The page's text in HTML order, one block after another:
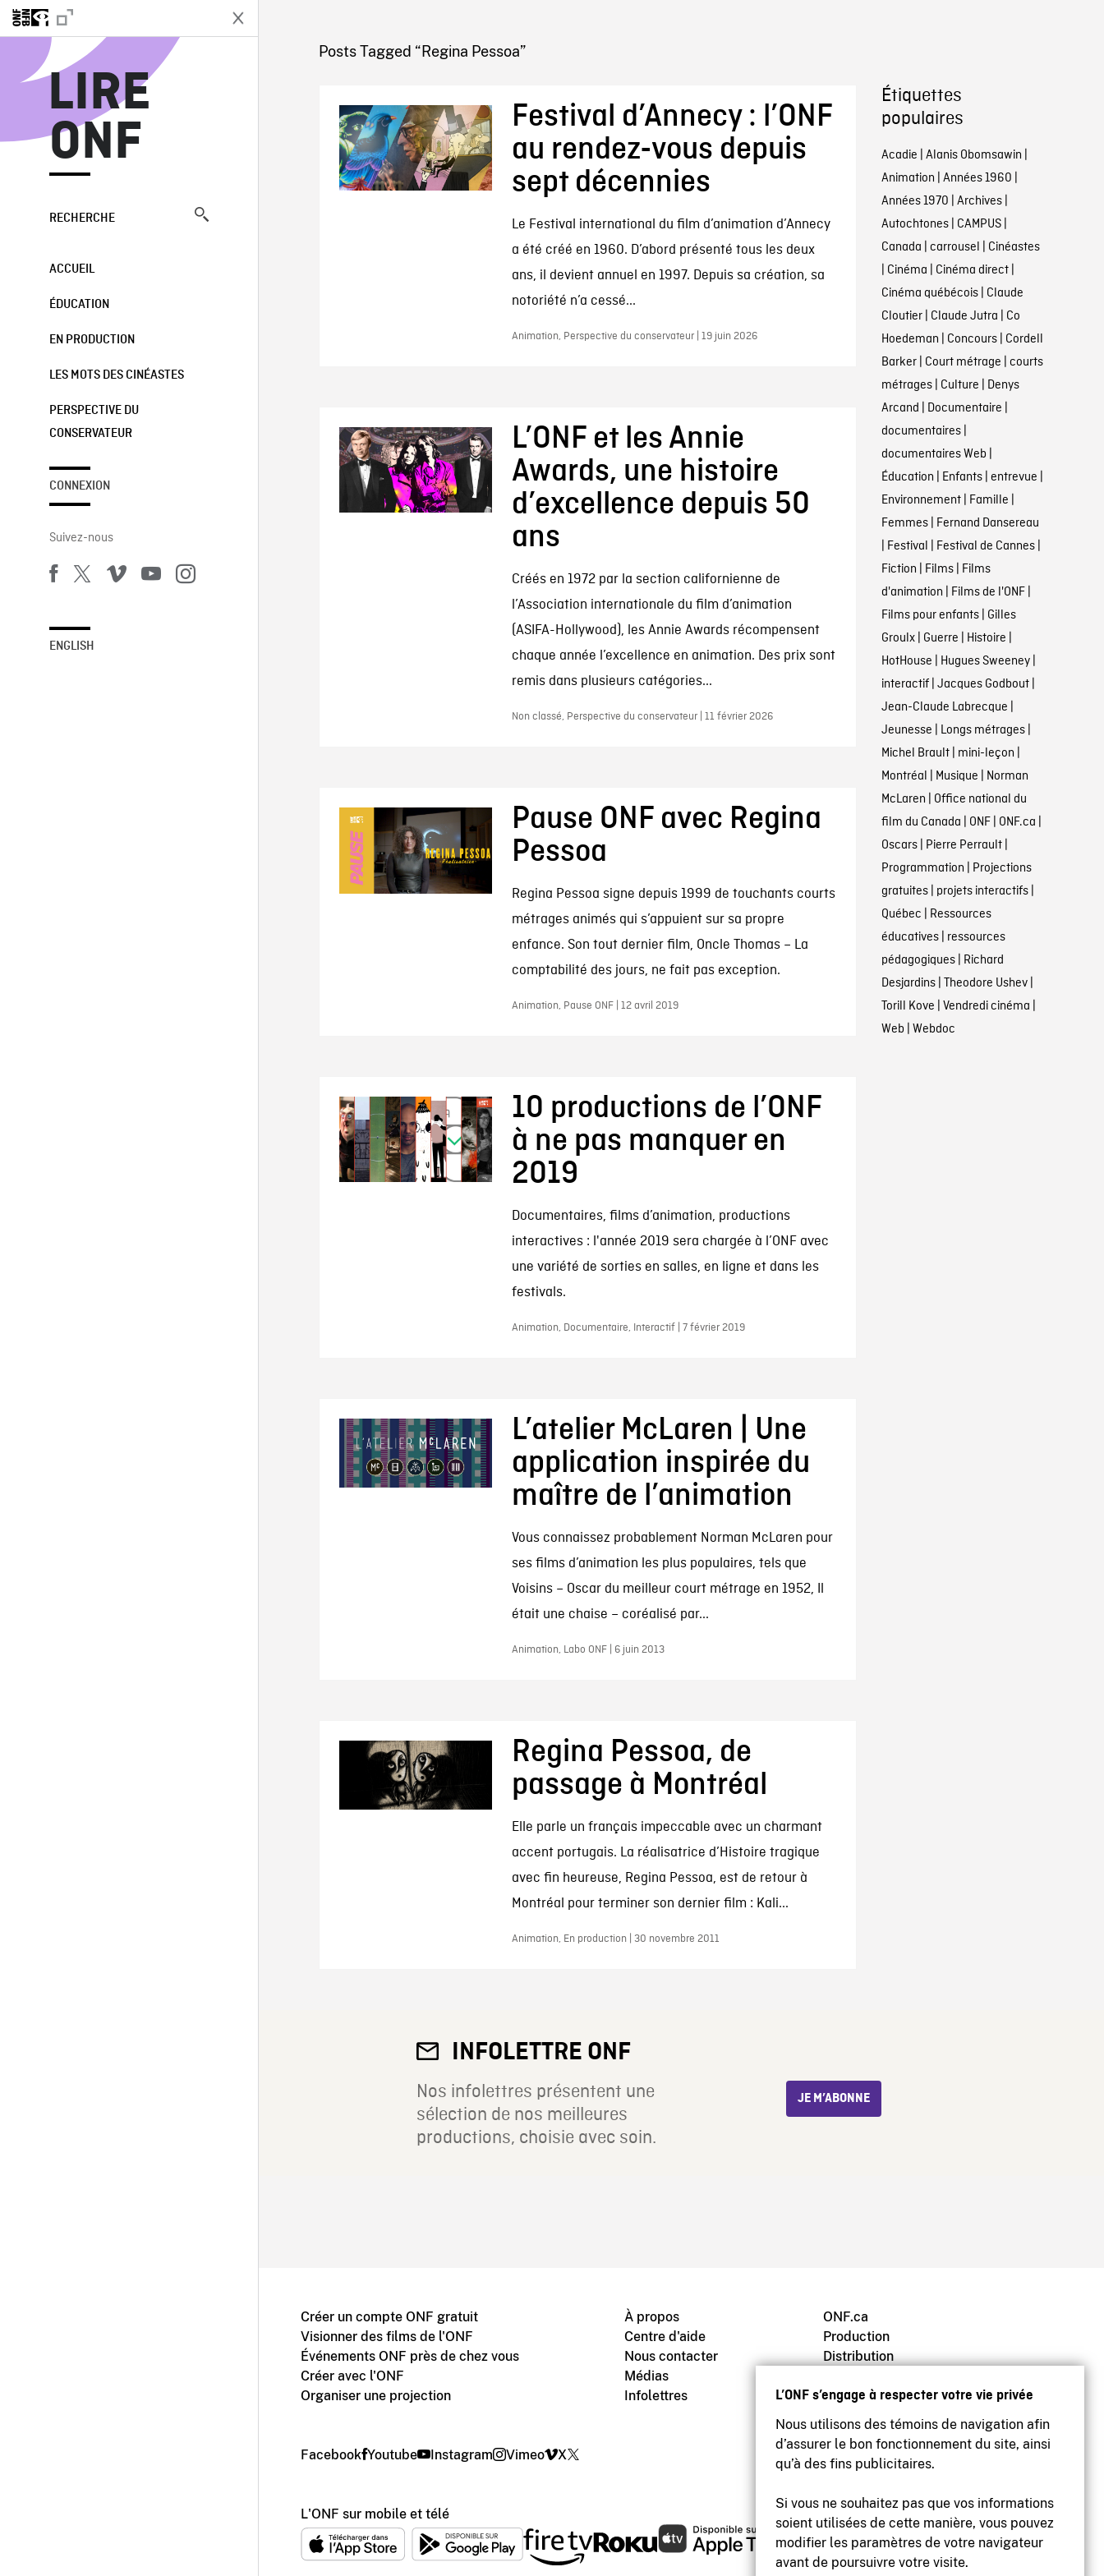
L’ONF s’engage à respecter votre vie privée
Nous utilisons des témoins de navigation afin
d’assurer le bon fonctionnement du site, ainsi
qu’à des fins publicitaires.
Si vous ne souhaitez pas que vos informations
soient utilisées de cette manière, vous pouvez
modifier les paramètres de votre navigateur
avant de poursuivre votre visite.
LIRE
ONF
RECHERCHE
ACCUEIL
ÉDUCATION
EN PRODUCTION
LES MOTS DES CINÉASTES
PERSPECTIVE DU
CONSERVATEUR
CONNEXION
Suivez-nous
ENGLISH
LIRE ONF
Posts Tagged “Regina Pessoa”
Festival d’Annecy : l’ONF
au rendez-vous depuis
sept décennies
Le Festival international du film d’animation d’Annecy
a été créé en 1960. D’abord présenté tous les deux
ans, il devient annuel en 1997. Depuis sa création, sa
notoriété n’a cessé...
Animation, Perspective du conservateur | 19 juin 2026
L’ONF et les Annie
Awards, une histoire
d’excellence depuis 50
ans
Créés en 1972 par la section californienne de
l’Association internationale du film d’animation
(ASIFA-Hollywood), les Annie Awards récompensent
chaque année l’excellence en animation. Des prix sont
remis dans plusieurs catégories...
Non classé, Perspective du conservateur | 11 février 2026
Pause ONF avec Regina
Pessoa
Regina Pessoa signe depuis 1999 de touchants courts
métrages animés qui s’appuient sur sa propre
enfance. Son tout dernier film, Oncle Thomas – La
comptabilité des jours, ne fait pas exception.
Animation, Pause ONF | 12 avril 2019
10 productions de l’ONF
à ne pas manquer en
2019
Documentaires, films d’animation, productions
interactives : l'année 2019 sera chargée à l’ONF avec
une variété de sorties en salles, en ligne et dans les
festivals.
Animation, Documentaire, Interactif | 7 février 2019
L’atelier McLaren | Une
application inspirée du
maître de l’animation
Vous connaissez probablement Norman McLaren pour
ses films d’animation les plus populaires, tels que
Voisins – Oscar du meilleur court métrage en 1952, Il
était une chaise – coréalisé par...
Animation, Labo ONF | 6 juin 2013
Regina Pessoa, de
passage à Montréal
Elle parle un français impeccable avec un charmant
accent portugais. La réalisatrice d’Histoire tragique
avec fin heureuse, Regina Pessoa, est de retour à
Montréal pour terminer son dernier film : Kali...
Animation, En production | 30 novembre 2011
Étiquettes
populaires
Acadie | Alanis Obomsawin |
Animation | Années 1960 |
Années 1970 | Archives|
Autochtones| CAMPUS|
Canada | carrousel | Cinéastes
| Cinéma | Cinéma direct|
Cinéma québécois| Claude
Cloutier| Claude Jutra | Co
Hoedeman | Concours| Cordell
Barker| Court métrage | courts
métrages| Culture | Denys
Arcand | Documentaire |
documentaires|
documentaires Web |
Éducation | Enfants| entrevue |
Environnement| Famille |
Femmes| Fernand Dansereau
| Festival | Festival de Cannes|
Fiction | Films| Films
d'animation | Films de l'ONF|
Films pour enfants| Gilles
Groulx| Guerre | Histoire |
HotHouse | Hugues Sweeney|
interactif| Jacques Godbout|
Jean-Claude Labrecque |
Jeunesse | Longs métrages|
Michel Brault| mini-leçon |
Montréal | Musique | Norman
McLaren | Office national du
film du Canada | ONF| ONF.ca |
Oscars| Pierre Perrault|
Programmation | Projections
gratuites| projets interactifs|
Québec | Ressources
éducatives| ressources
pédagogiques| Richard
Desjardins| Theodore Ushev|
Torill Kove | Vendredi cinéma |
Web | Webdoc
INFOLETTRE ONF
Nos infolettres présentent une
sélection de nos meilleures
productions, choisie avec soin.
JE M’ABONNE
Créer un compte ONF gratuit
Visionner des films de l'ONF
Événements ONF près de chez vous
Créer avec l'ONF
Organiser une projection
À propos
Centre d'aide
Nous contacter
Médias
Infolettres
ONF.ca
Production
Distribution
Archives
Facebook Youtube Instagram Vimeo X
L'ONF sur mobile et télé